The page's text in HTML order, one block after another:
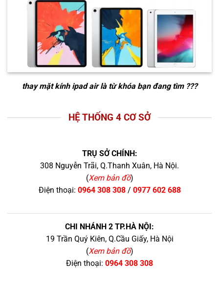
thay mặt kính ipad airlà từ khóa bạn đang tìm ???
HỆ THỐNG 4 CƠ SỞ
TRỤ SỞ CHÍNH:
308 Nguyễn Trãi, Q.Thanh Xuân, Hà Nội.
(Xem bản đồ)
Điện thoại: 0964 308 308/ 0977 602 688
CHI NHÁNH 2 TP.HÀ NỘI:
19 Trần Quý Kiên, Q.Cầu Giấy, Hà Nội
(Xem bản đồ)
Điện thoại: 0964 308 308